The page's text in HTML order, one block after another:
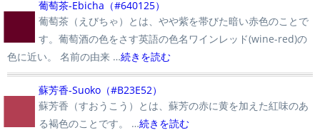
■葡萄茶-Ebicha（#640125）
葡萄茶（えびちゃ）とは、やや紫を帯びた暗い赤色のことで
す。葡萄酒の色をさす英語の色名ワインレッド(wine-red)の
色に近い。 名前の由来 …続きを読む
■蘇芳香-Suoko（#B23E52）
蘇芳香（すおうこう）とは、蘇芳の赤に黄を加えた紅味のあ
る褐色のことです。 …続きを読む